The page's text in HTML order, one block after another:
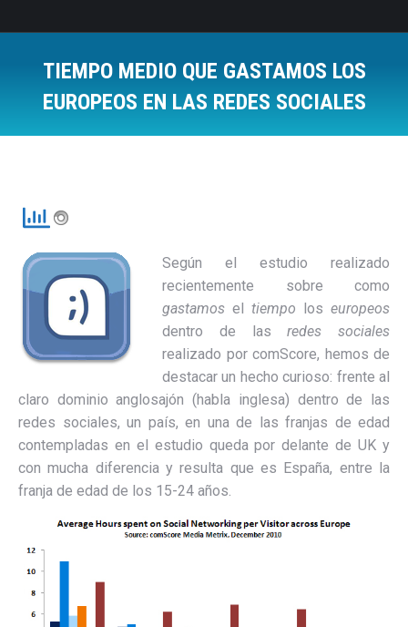
TIEMPO MEDIO QUE GASTAMOS LOS
EUROPEOS EN LAS REDES SOCIALES
Según el estudio realizado
recientemente sobre como
gastamos el tiempo los europeos
dentro de lasredes sociales
realizado por comScore, hemos de
destacar un hecho curioso: frente al
claro dominio anglosajón (habla inglesa) dentro de las
redes sociales, un país, en una de las franjas de edad
contempladas en el estudio queda por delante de UK y
con mucha diferencia y resulta que es España, entre la
franja de edad de los 15-24 años.